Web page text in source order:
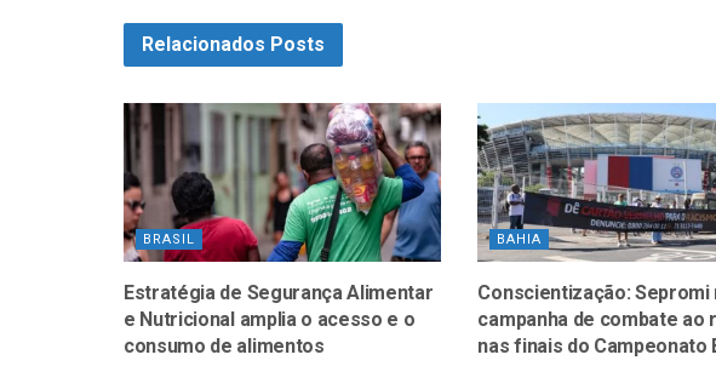
Relacionados Posts
BRASIL
Estratégia de Segurança Alimentar
e Nutricional amplia o acesso e o
consumo de alimentos
BAHIA
Conscientização: Sepromi
campanha de combate ao
nas finais do Campeonato